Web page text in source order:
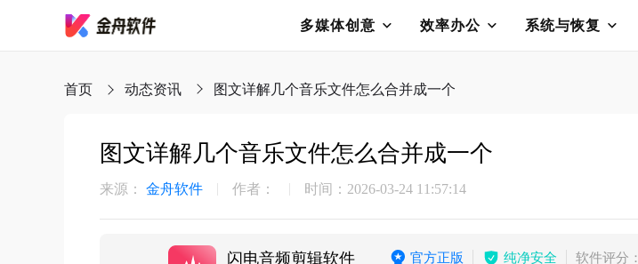
多媒体创意 效率办公 系统与恢复
首页 动态资讯 图文详解几个音乐文件怎么合并成一个
图文详解几个音乐文件怎么合并成一个
来源： 金舟软件 作者： 时间：2026-03-24 11:57:14
闪电音频剪辑软件 官方正版 纯净安全 软件评分：